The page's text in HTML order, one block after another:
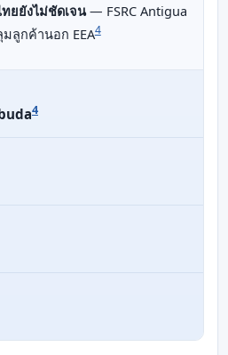
ยยังไม่ชัดเจน— FSRC Antigua
ลูกค้านอก EEA4
4